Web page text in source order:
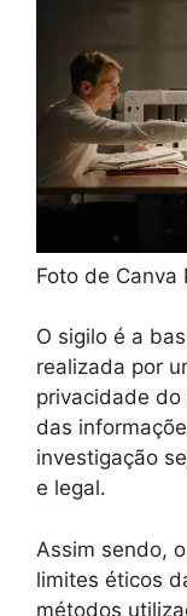
Foto de Canva
O sigilo é a
realizada por
privacidade
das
investigação
e legal.
Assim sendo,
limites éticos
métodos